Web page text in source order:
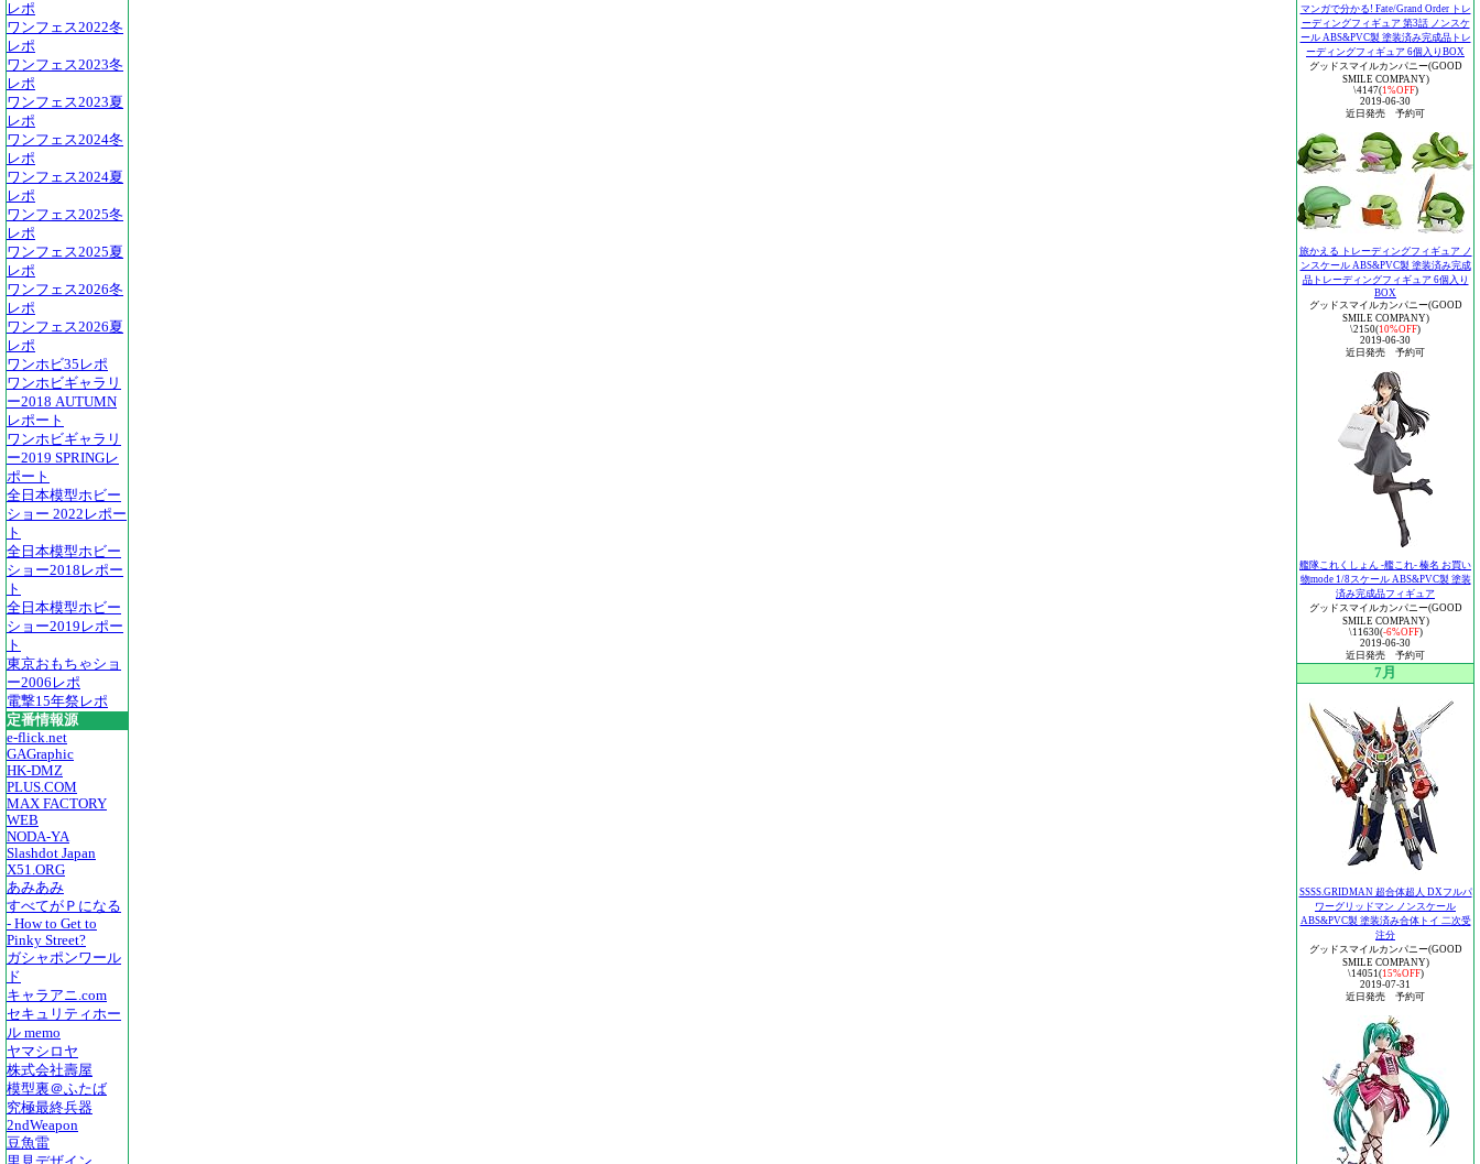
レポ
ワンフェス2022冬
レポ
ワンフェス2023冬
レポ
ワンフェス2023夏
レポ
ワンフェス2024冬
レポ
ワンフェス2024夏
レポ
ワンフェス2025冬
レポ
ワンフェス2025夏
レポ
ワンフェス2026冬
レポ
ワンフェス2026夏
レポ
ワンホビ35レポ
ワンホビギャラリ
ー2018 AUTUMN
レポート
ワンホビギャラリ
ー2019 SPRINGレ
ポート
全日本模型ホビー
ショー 2022レポー
ト
全日本模型ホビー
ショー2018レポー
ト
全日本模型ホビー
ショー2019レポー
ト
東京おもちゃショ
ー2006レポ
電撃15年祭レポ
定番情報源
e-flick.net
GAGraphic
HK-DMZ
PLUS.COM
MAX FACTORY
WEB
NODA-YA
Slashdot Japan
X51.ORG
あみあみ
すべてがＰになる
- How to Get to
Pinky Street?
ガシャポンワール
ド
キャラアニ.com
セキュリティホー
ル memo
ヤマシロヤ
株式会社壽屋
模型裏＠ふたば
究極最終兵器
2ndWeapon
豆魚雷
マンガで分かる! Fate/Grand Order トレ
ーディングフィギュア 第3話 ノンスケ
ール ABS&PVC製 塗装済み完成品トレ
ーディングフィギュア 6個入りBOX
グッドスマイルカンパニー(GOOD
SMILE COMPANY)
\4147(1%OFF)
2019-06-30
近日発売 予約可
旅かえる トレーディングフィギュア ノ
ンスケール ABS&PVC製 塗装済み完成
品トレーディングフィギュア 6個入り
BOX
グッドスマイルカンパニー(GOOD
SMILE COMPANY)
\2150(10%OFF)
2019-06-30
近日発売 予約可
艦隊これくしょん ‐艦これ‐ 榛名 お買い
物mode 1/8スケール ABS&PVC製 塗装
済み完成品フィギュア
グッドスマイルカンパニー(GOOD
SMILE COMPANY)
\11630(-6%OFF)
2019-06-30
近日発売 予約可
7月
SSSS.GRIDMAN 超合体超人 DXフルパ
ワーグリッドマン ノンスケール
ABS&PVC製 塗装済み合体トイ 二次受
注分
グッドスマイルカンパニー(GOOD
SMILE COMPANY)
\14051(15%OFF)
2019-07-31
近日発売 予約可